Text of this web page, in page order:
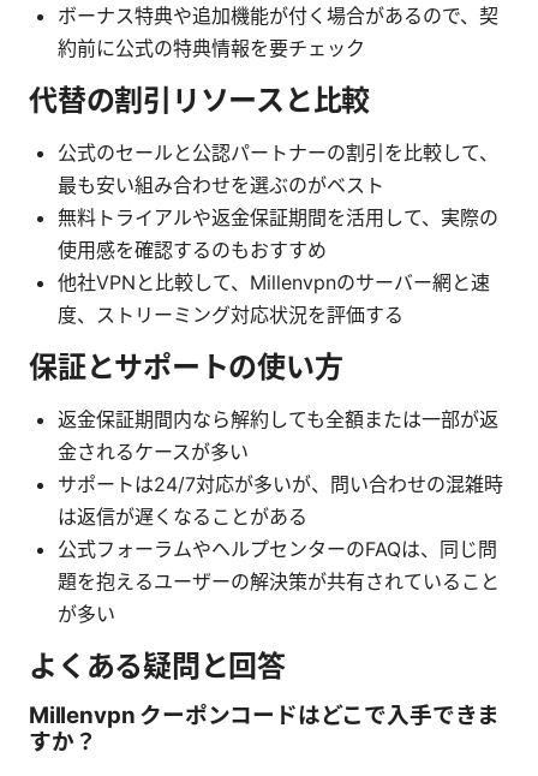
ボーナス特典や追加機能が付く場合があるので、契
約前に公式の特典情報を要チェック
代替の割引リソースと比較
公式のセールと公認パートナーの割引を比較して、
最も安い組み合わせを選ぶのがベスト
無料トライアルや返金保証期間を活用して、実際の
使用感を確認するのもおすすめ
他社VPNと比較して、Millenvpnのサーバー網と速
度、ストリーミング対応状況を評価する
保証とサポートの使い方
返金保証期間内なら解約しても全額または一部が返
金されるケースが多い
サポートは24/7対応が多いが、問い合わせの混雑時
は返信が遅くなることがある
公式フォーラムやヘルプセンターのFAQは、同じ問
題を抱えるユーザーの解決策が共有されていること
が多い
よくある疑問と回答
Millenvpn クーポンコードはどこで入手できま
すか？